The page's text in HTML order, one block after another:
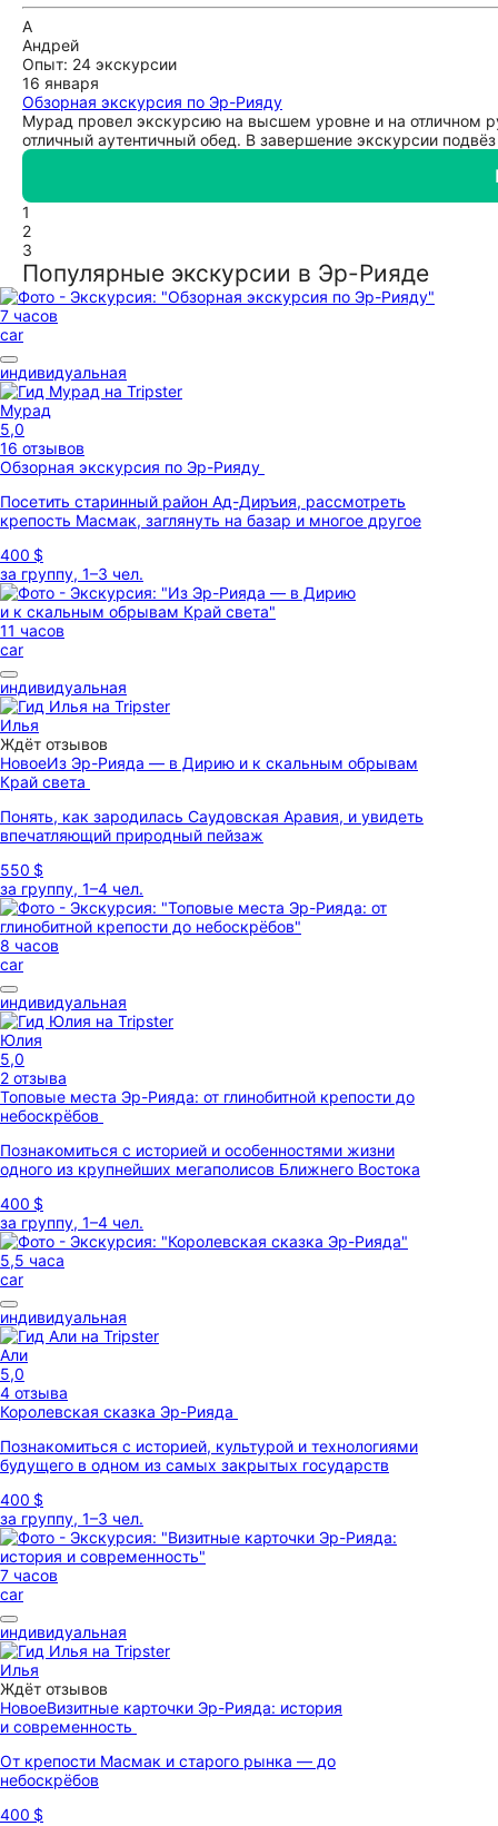
А
Андрей
Опыт: 24 экскурсии
16 января
Обзорная экскурсия по Эр-Рияду
Мурад провел экскурсию на высшем уровне и на отличном
отличный аутентичный обед. В завершение экскурсии
1
2
3
Популярные экскурсии в Эр-Рияде
7 часов
car
индивидуальная
Мурад
5,0
16 отзывов
Обзорная экскурсия по Эр-Рияду
Посетить старинный район Ад-Диръия, рассмотреть
крепость Масмак, заглянуть на базар и многое другое
400 $
за группу, 1–3 чел.
11 часов
car
индивидуальная
Илья
Ждёт отзывов
НовоеИз Эр-Рияда — в Дирию и к скальным обрывам
Край света
Понять, как зародилась Саудовская Аравия, и увидеть
впечатляющий природный пейзаж
550 $
за группу, 1–4 чел.
8 часов
car
индивидуальная
Юлия
5,0
2 отзыва
Топовые места Эр-Рияда: от глинобитной крепости до
небоскрёбов
Познакомиться с историей и особенностями жизни
одного из крупнейших мегаполисов Ближнего Востока
400 $
за группу, 1–4 чел.
5,5 часа
car
индивидуальная
Али
5,0
4 отзыва
Королевская сказка Эр-Рияда
Познакомиться с историей, культурой и технологиями
будущего в одном из самых закрытых государств
400 $
за группу, 1–3 чел.
7 часов
car
индивидуальная
Илья
Ждёт отзывов
НовоеВизитные карточки Эр-Рияда: история
и современность
От крепости Масмак и старого рынка — до
небоскрёбов
400 $